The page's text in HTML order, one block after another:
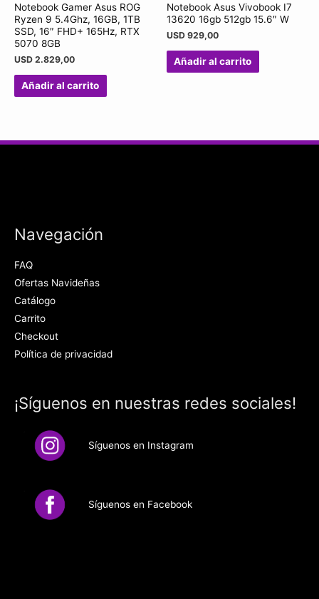
Notebook Gamer Asus ROG
Ryzen 9 5.4Ghz, 16GB, 1TB
SSD, 16″ FHD+ 165Hz, RTX
5070 8GB
USD 2.829,00
Añadir al carrito
Notebook Asus Vivobook I7
13620 16gb 512gb 15.6″ W
USD 929,00
Añadir al carrito
Navegación
FAQ
Ofertas Navideñas
Catálogo
Carrito
Checkout
Política de privacidad
¡Síguenos en nuestras redes sociales!
Síguenos en Instagram
Síguenos en Facebook